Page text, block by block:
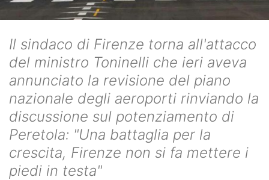
Il sindaco di Firenze torna all'attacco
del ministro Toninelli che ieri aveva
annunciato la revisione del piano
nazionale degli aeroporti rinviando la
discussione sul potenziamento di
Peretola: "Una battaglia per la
crescita, Firenze non si fa mettere i
piedi in testa"